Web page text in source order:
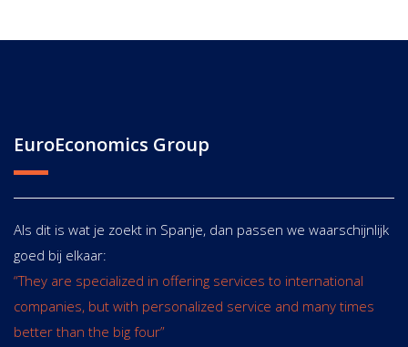
EuroEconomics Group
Als dit is wat je zoekt in Spanje, dan passen we waarschijnlijk
goed bij elkaar:
“They are specialized in offering services to international
companies, but with personalized service and many times
better than the big four”